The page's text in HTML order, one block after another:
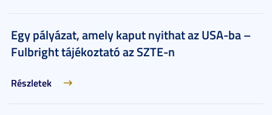
Egy pályázat, amely kaput nyithat az USA-ba –
Fulbright tájékoztató az SZTE-n
Részletek